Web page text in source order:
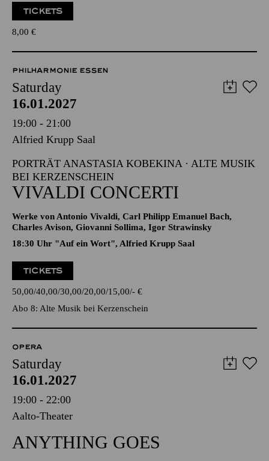
TICKETS
8,00 €
PHILHARMONIE ESSEN
Saturday
16.01.2027
19:00 - 21:00
Alfried Krupp Saal
PORTRÄT ANASTASIA KOBEKINA · ALTE MUSIK
BEI KERZENSCHEIN
VIVALDI CONCERTI
Werke von Antonio Vivaldi, Carl Philipp Emanuel Bach,
Charles Avison, Giovanni Sollima, Igor Strawinsky
18:30 Uhr "Auf ein Wort", Alfried Krupp Saal
TICKETS
50,00 40,00 30,00 20,00 15,00 - €
Abo 8: Alte Musik bei Kerzenschein
OPERA
Saturday
16.01.2027
19:00 - 22:00
Aalto-Theater
ANYTHING GOES